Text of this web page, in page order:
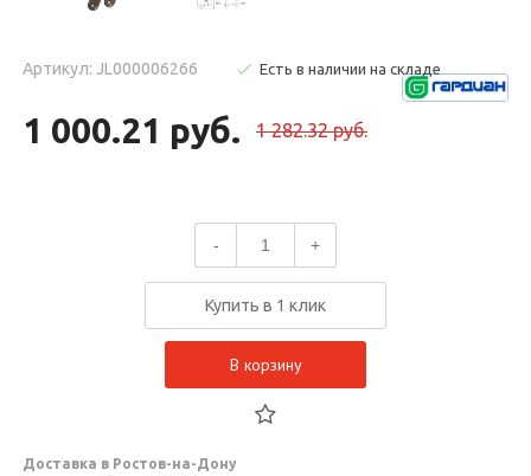
Артикул: JL000006266 Есть в наличии на складе
1 000.21 руб. 1 282.32 руб.
- +
Купить в 1 клик
В корзину
Доставка в Ростов-на-Дону